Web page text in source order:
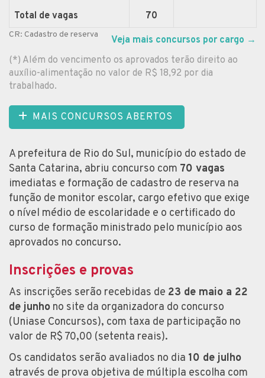
Total de vagas
70
CR: Cadastro de reserva Veja mais concursos por cargo →
(*) Além do vencimento os aprovados terão direito ao
auxílio-alimentação no valor de R$ 18,92 por dia
trabalhado.
MAIS CONCURSOS ABERTOS
A prefeitura de Rio do Sul, município do estado de
Santa Catarina, abriu concurso com 70 vagas
imediatas e formação de cadastro de reserva na
função de monitor escolar, cargo efetivo que exige
o nível médio de escolaridade e o certificado do
curso de formação ministrado pelo município aos
aprovados no concurso.
Inscrições e provas
As inscrições serão recebidas de 23 de maio a 22
de junho no site da organizadora do concurso
(Uniase Concursos), com taxa de participação no
valor de R$ 70,00 (setenta reais).
Os candidatos serão avaliados no dia 10 de julho
através de prova objetiva de múltipla escolha com